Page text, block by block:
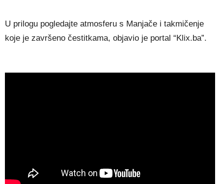
U prilogu pogledajte atmosferu s Manjače i takmičenje
koje je završeno čestitkama, objavio je portal “Klix.ba”.